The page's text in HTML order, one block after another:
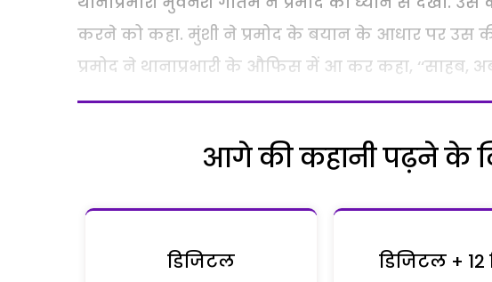
करने को कहा. मुंशी ने प्रमोद के बयान के आधार पर उस
प्रमोद ने थानाप्रभारी के औफिस में आ कर कहा, ‘‘साहब,
आगे की कहानी पढ़ने के
डिजिटल
डिजिटल + 12